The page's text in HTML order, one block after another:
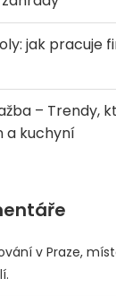
jak pracuje
– Trendy,
a kuchyní
v Praze,